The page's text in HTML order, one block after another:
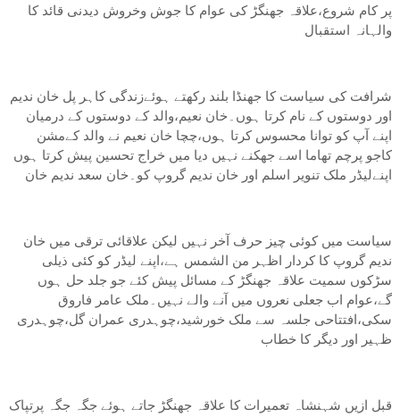
پر کام شروع،علاقہ جھنگڑ کی عوام کا جوش وخروش دیدنی قائد کا
والہانہ استقبال
شرافت کی سیاست کا جھنڈا بلند رکھتے ہوئےزندگی کاہر پل خان ندیم
اور دوستوں کے نام کرتا ہوں۔خان نعیم،والد کے دوستوں کے درمیان
اپنے آپ کو توانا محسوس کرتا ہوں،چچا خان نعیم نے والد کےمشن
کاجو پرچم تھاما اسے جھکنے نہیں دیا میں خراج تحسین پیش کرتا ہوں
اپنےلیڈر ملک تنویر اسلم اور خان ندیم گروپ کو۔خان سعد ندیم خان
سیاست میں کوئی چیز حرف آخر نہیں لیکن علاقائی ترقی میں خان
ندیم گروپ کا کردار اظہر من الشمس ہے،اپنے لیڈر کو کئی ذیلی
سڑکوں سمیت علاقہ جھنگڑ کے مسائل پیش کئے جو جلد حل ہوں
گے،عوام اب جعلی نعروں میں آنے والے نہیں۔ملک عامر فاروق
سکی،افتتاحی جلسہ سے ملک خورشید،چوہدری عمران گل،چوہدری
ظہیر اور دیگر کا خطاب
قبل ازیں شہنشاہ تعمیرات کا علاقہ جھنگڑ جاتے ہوئے جگہ جگہ پرتپاک